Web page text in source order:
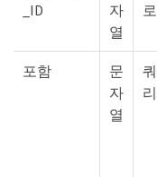
_ID
자
열
로
포함
문
자
열
쿼
리